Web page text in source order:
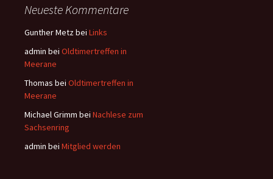
Neueste Kommentare
Gunther Metzbei Links
admin bei Oldtimertreffen in
Meerane
Thomas bei Oldtimertreffen in
Meerane
Michael Grimm bei Nachlese zum
Sachsenring
admin bei Mitglied werden